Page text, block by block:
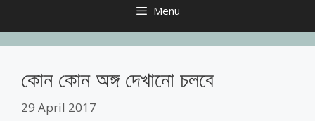
Menu
কোন কোন অঙ্গ দেখানো চলবে
29 April 2017